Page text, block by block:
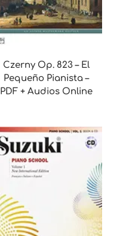
Czerny Op. 823 – El
Pequeño Pianista –
PDF + Audios Online